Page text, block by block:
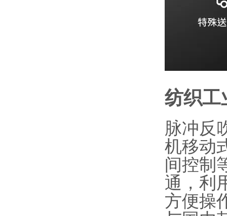
纺织工
脉冲反
机移动
间控制
通，利
方便操